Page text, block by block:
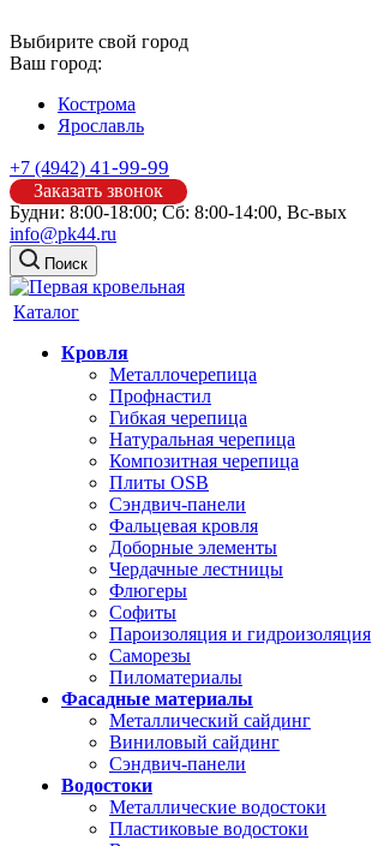
Выбирите свой город
Ваш город:
Кострома
Ярославль
+7 (4942) 41-99-99
Заказать звонок
Будни: 8:00-18:00; Сб: 8:00-14:00, Вс-вых
info@pk44.ru
Поиск
Каталог
Кровля
Металлочерепица
Профнастил
Гибкая черепица
Натуральная черепица
Композитная черепица
Плиты OSB
Сэндвич-панели
Фальцевая кровля
Доборные элементы
Чердачные лестницы
Флюгеры
Софиты
Пароизоляция и гидроизоляция
Саморезы
Пиломатериалы
Фасадные материалы
Металлический сайдинг
Виниловый сайдинг
Сэндвич-панели
Водостоки
Металлические водостоки
Пластиковые водостоки